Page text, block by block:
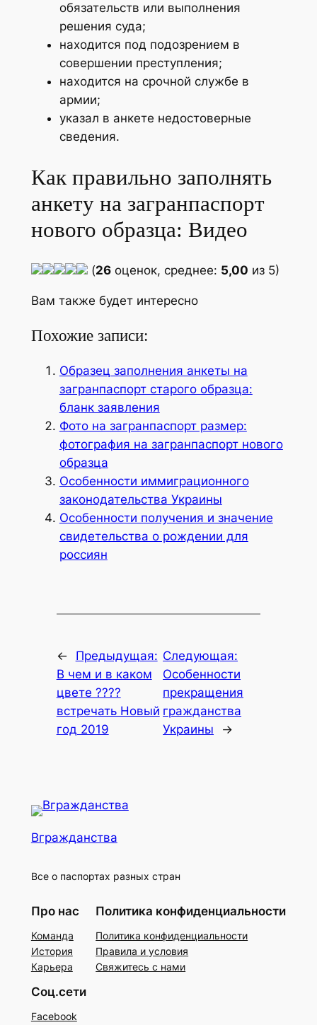
обязательств или выполнения
решения суда;
находится под подозрением в
совершении преступления;
находится на срочной службе в
армии;
указал в анкете недостоверные
сведения.
Как правильно заполнять
анкету на загранпаспорт
нового образца: Видео
(26оценок, среднее: 5,00 из 5)
Вам также будет интересно
Похожие записи:
Образец заполнения анкеты на
загранпаспорт старого образца:
бланк заявления
Фото на загранпаспорт размер:
фотография на загранпаспорт нового
образца
Особенности иммиграционного
законодательства Украины
Особенности получения и значение
свидетельства о рождении для
россиян
←
Предыдущая:
В чем и в каком
цвете ????
встречать Новый
год 2019
Следующая:
Особенности
прекращения
гражданства
Украины
→
Вгражданства
Все о паспортах разных стран
Про нас
Команда
История
Карьера
Политика конфиденциальности
Политика конфиденциальности
Правила и условия
Свяжитесь с нами
Соц.сети
Facebook